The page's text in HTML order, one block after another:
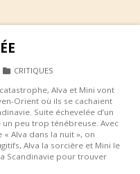
CATEGORIES
CRITIQUES
Alva et Mini vont
Orient où ils se cachaient
Suite échevelée d’un
peu trop ténébreuse. Avec
Alva dans la nuit », on
Alva la sorcière et Mini le
Scandinavie pour trouver